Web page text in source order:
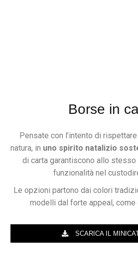
Borse in
Pensate con l’intento di
natura, in uno spirito natalizio
di carta garantiscono allo
funzionalità nel
Le opzioni partono dai colori
modelli dal forte appeal, come
SCARICA IL